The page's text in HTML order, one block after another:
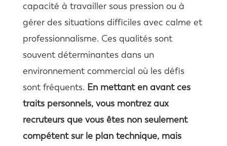
capacité à travailler sous pression ou à
gérer des situations difficiles avec calme et
professionnalisme. Ces qualités sont
souvent déterminantes dans un
environnement commercial où les défis
sont fréquents. En mettant en avant ces
traits personnels, vous montrez aux
recruteurs que vous êtes non seulement
compétent sur le plan technique, mais